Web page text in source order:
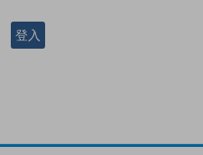
登入